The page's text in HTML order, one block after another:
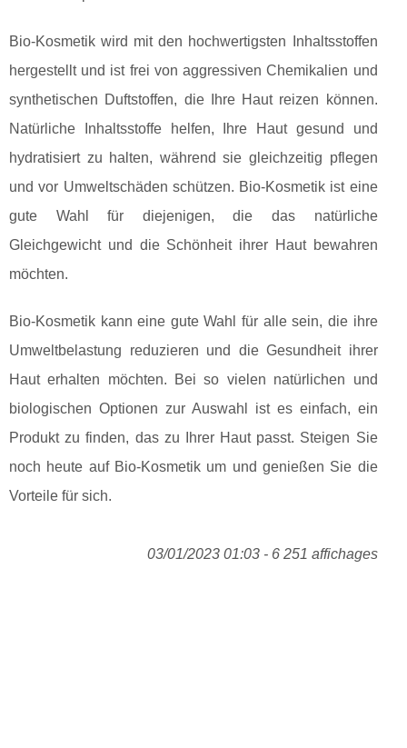
Bio-Kosmetik wird mit den hochwertigsten Inhaltsstoffen
hergestellt und ist frei von aggressiven Chemikalien und
synthetischen Duftstoffen, die Ihre Haut reizen können.
Natürliche Inhaltsstoffe helfen, Ihre Haut gesund und
hydratisiert zu halten, während sie gleichzeitig pflegen
und vor Umweltschäden schützen. Bio-Kosmetik ist eine
gute Wahl für diejenigen, die das natürliche
Gleichgewicht und die Schönheit ihrer Haut bewahren
möchten.
Bio-Kosmetik kann eine gute Wahl für alle sein, die ihre
Umweltbelastung reduzieren und die Gesundheit ihrer
Haut erhalten möchten. Bei so vielen natürlichen und
biologischen Optionen zur Auswahl ist es einfach, ein
Produkt zu finden, das zu Ihrer Haut passt. Steigen Sie
noch heute auf Bio-Kosmetik um und genießen Sie die
Vorteile für sich.
03/01/2023 01:03 - 6 251 affichages